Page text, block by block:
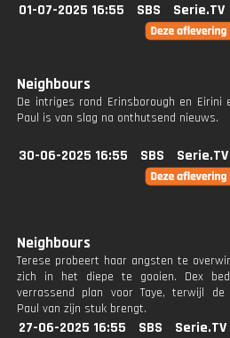
01-07-2025 16:55 SBS Serie.TV
Neighbours
De intriges rond Erinsborough en Eirini
Paul is van slag na onthutsend nieuws.
30-06-2025 16:55 SBS Serie.TV
Neighbours
Terese probeert haar angsten te
zich in het diepe te gooien. Dex
verrassend plan voor Taye, terwijl de
Paul van zijn stuk brengt.
27-06-2025 16:55 SBS Serie.TV